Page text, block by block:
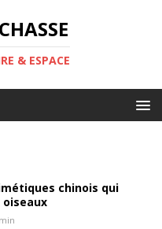
& ESPACE
chinois qui